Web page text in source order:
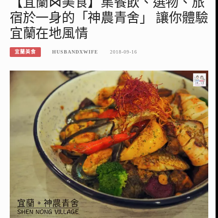
宿於一身的「神農青舍」 讓你體驗
宜蘭在地風情
宜蘭美食 HUSBANDXWIFE 2018-09-16